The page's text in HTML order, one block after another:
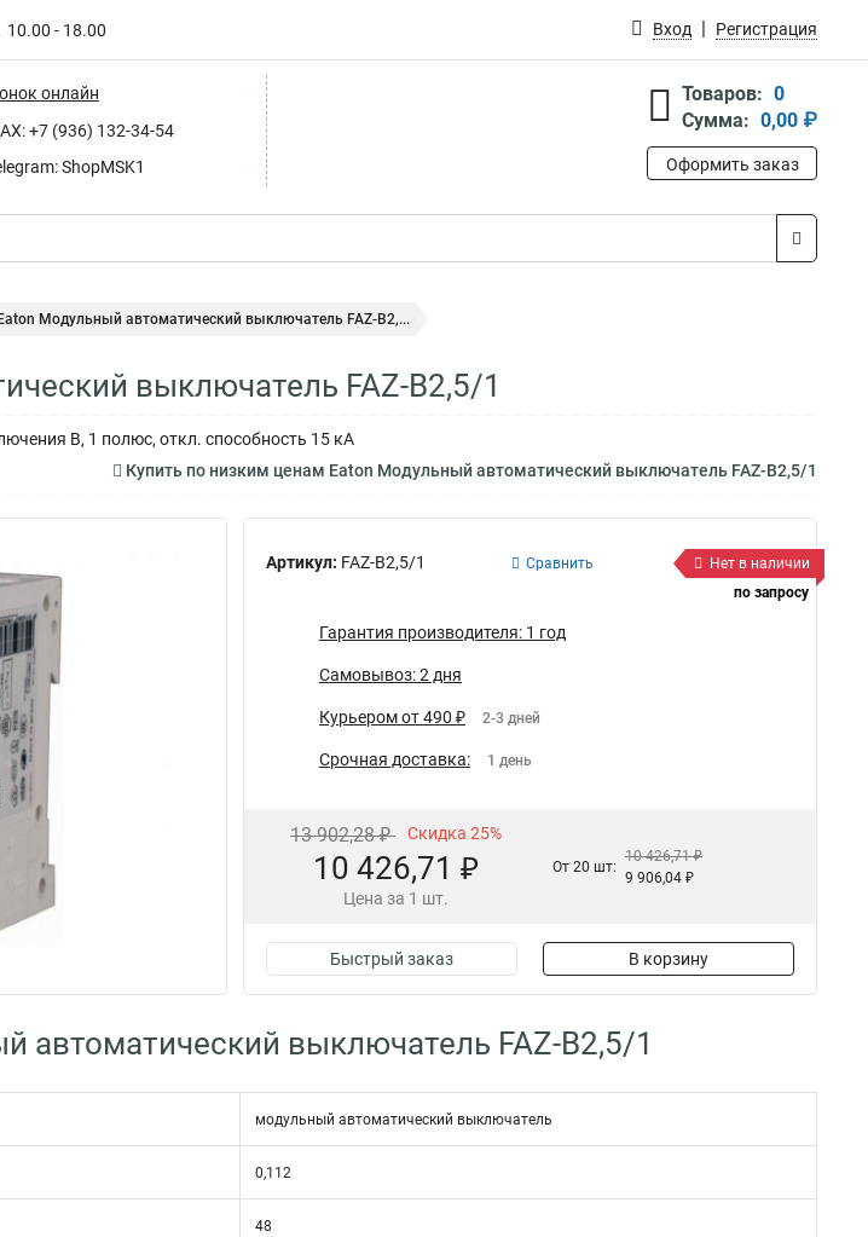
10.00 - 18.00 Вход Регистрация
онлайн
+7 (936) 132-34-54
ShopMSK1
Товаров: 0
Сумма: 0,00 ₽
Оформить заказ
Eaton Модульный автоматический выключатель FAZ-B2,...
выключатель FAZ-B2,5/1
B, 1 полюс, откл. способность 15 кА
Купить по низким ценам Eaton Модульный автоматический выключатель FAZ-B2,5/1
Артикул: FAZ-B2,5/1 Сравнить
Нет в наличии
по запросу
Гарантия производителя: 1 год
Самовывоз: 2 дня
Курьером от 490 ₽ 2-3 дней
Срочная доставка: 1 день
13 902,28 ₽ Скидка 25%
10 426,71 ₽
Цена за 1 шт.
От 20 шт:
10 426,71 ₽
9 906,04 ₽
Быстрый заказ В корзину
автоматический выключатель FAZ-B2,5/1
модульный автоматический выключатель
0,112
48